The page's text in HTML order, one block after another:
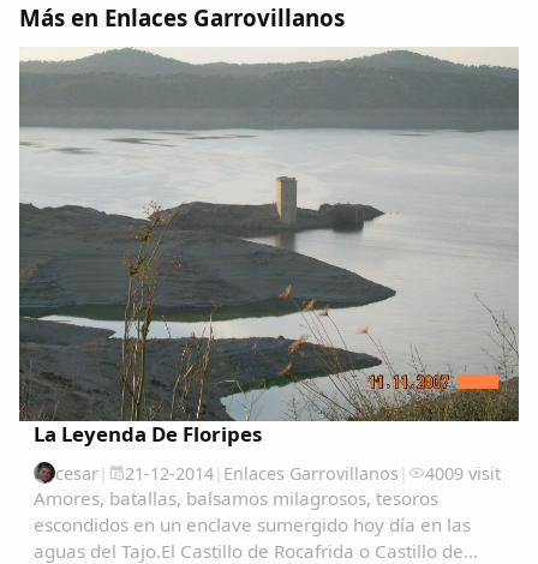
Más en Enlaces Garrovillanos
La Leyenda De Floripes
cesar| 21-12-2014| Enlaces Garrovillanos | 4009 visit
Amores, batallas, balsamos milagrosos, tesoros
escondidos en un enclave sumergido hoy día en las
aguas del Tajo.El Castillo de Rocafrida o Castillo de